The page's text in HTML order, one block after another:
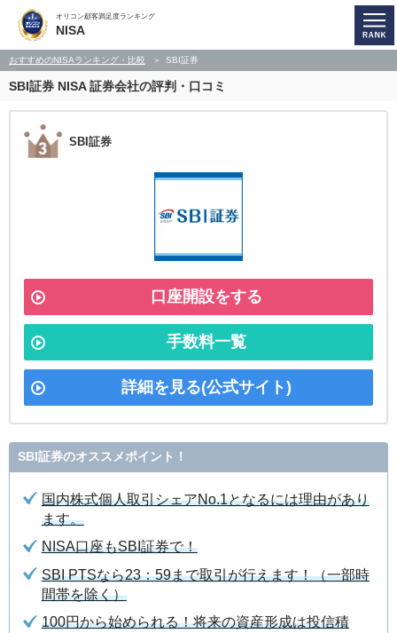
オリコン顧客満足度ランキング
NISA
おすすめのNISAランキング・比較 SBI証券
SBI証券 NISA 証券会社の評判・口コミ
SBI証券
口座開設をする
手数料一覧
詳細を見る(公式サイト)
SBI証券のオススメポイント！
国内株式個人取引シェアNo.1となるには理由があり
ます。
NISA口座もSBI証券で！
SBI PTSなら23：59まで取引が行えます！（一部時
間帯を除く）
100円から始められる！将来の資産形成は投信積